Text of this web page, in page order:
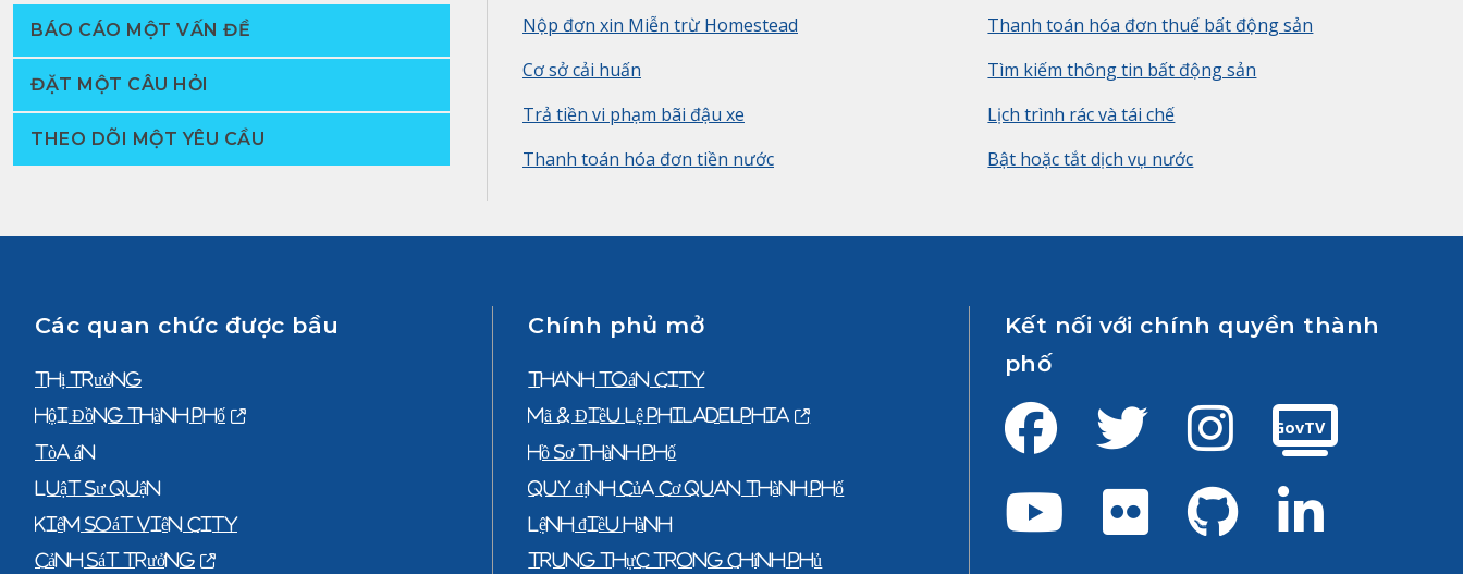
BÁO CÁO MỘT VẤN ĐỀ
ĐẶT MỘT CÂU HỎI
THEO DÕI MỘT YÊU CẦU
Nộp đơn xin Miễn trừ Homestead
Cơ sở cải huấn
Trả tiền vi phạm bãi đậu xe
Thanh toán hóa đơn tiền nước
Thanh toán hóa đơn thuế bất động sản
Tìm kiếm thông tin bất động sản
Lịch trình rác và tái chế
Bật hoặc tắt dịch vụ nước
Các quan chức được bầu
Thị trưởng
Hội Đồng Thành Phố
Tòa án
Luật sư quận
Kiểm Soát Viên City
Cảnh Sát Trưởng
Chính phủ mở
Thanh toán City
Mã & Điều lệ Philadelphia
Hồ sơ thành phố
Quy định của cơ quan thành phố
Lệnh điều hành
Trung thực trong chính phủ
Kết nối với chính quyền thành
phố
FacebookTwitterInstagram
GovTV
Youtube Flickr GitHub